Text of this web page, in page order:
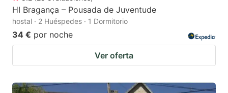
dates.
dates.
HI Bragança – Pousada de Juventude
hostal · 2 Huéspedes · 1 Dormitorio
34 € por noche
Ver oferta